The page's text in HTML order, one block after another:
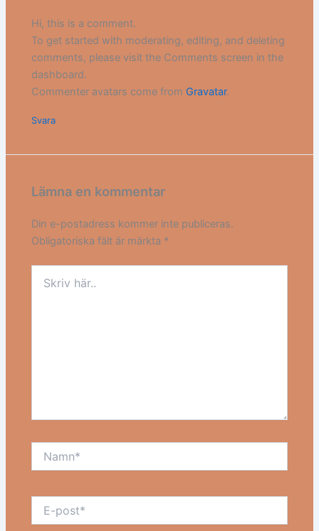
Hi, this is a comment.
To get started with moderating, editing, and deleting
comments, please visit the Comments screen in the
dashboard.
Commenter avatars come from Gravatar.
Svara
Lämna en kommentar
Din e-postadress kommer inte publiceras.
Obligatoriska fält är märkta *
här..
post*